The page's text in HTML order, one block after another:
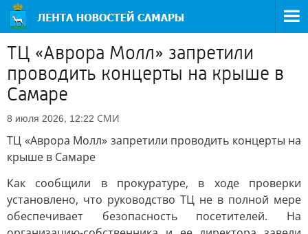
ТЦ «Аврора Молл» запретили
проводить концерты на крыше в
Самаре
8 июля 2026, 12:22 СМИ
ТЦ «Аврора Молл» запретили проводить концерты на
крыше в Самаре
Как сообщили в прокуратуре, в ходе проверки
установлено, что руководство ТЦ не в полной мере
обеспечивает безопасность посетителей. На